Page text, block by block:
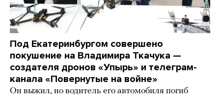
Под Екатеринбургом совершено
покушение на Владимира Ткачука —
создателя дронов «Упырь» и телеграм-
канала «Повернутые на войне»
Он выжил, но водитель его автомобиля погиб